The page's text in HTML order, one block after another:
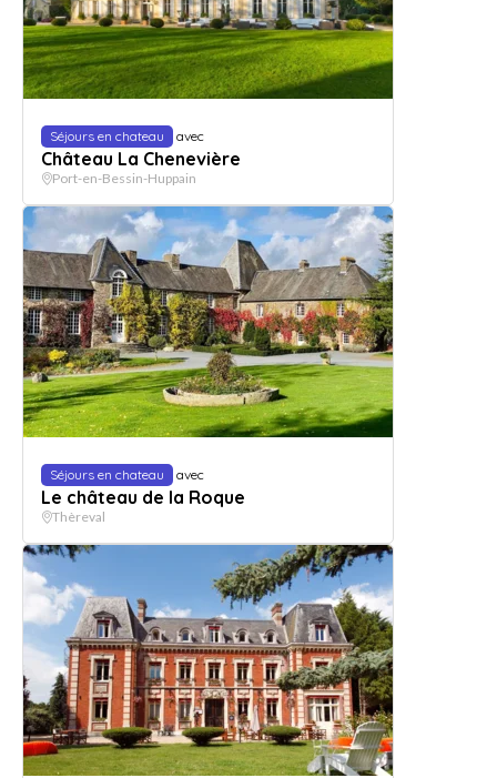
Séjours en chateau avec
Château La Chenevière
Port-en-Bessin-Huppain
Séjours en chateau avec
Le château de la Roque
Thèreval